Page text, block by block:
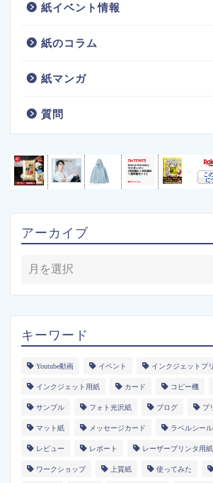
紙イベント情報
紙のコラム
紙マンガ
質問
アーカイブ
キーワード
Youtube動画 イベント インクジェットプ
インクジェット用紙 カード コピー機
サンプル フォト光沢紙 ブログ プ
マット紙 メッセージカード ラベルシール
レビュー レポート レーザープリンタ用紙
ワークショップ 上質紙 使ってみた